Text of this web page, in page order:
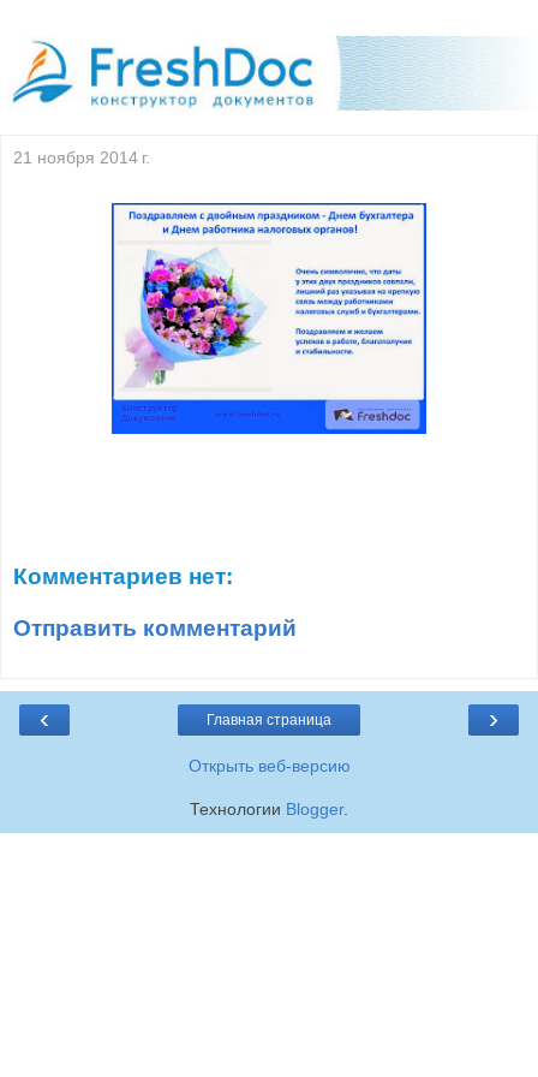
21 ноября 2014 г.
Комментариев нет:
Отправить комментарий
‹ ›
Главная страница
Открыть веб-версию
Технологии Blogger.